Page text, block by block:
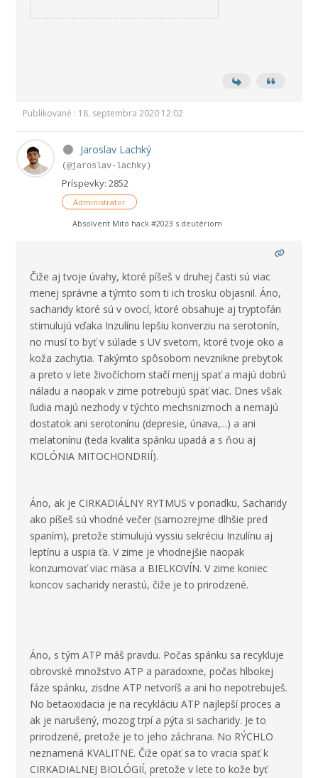
Publikované : 18. septembra 2020 12:02
Jaroslav Lachký
(@jaroslav-lachky)
Príspevky: 2852
Administrator
Absolvent Mito hack #2023 s deutériom
Čiže aj tvoje úvahy, ktoré píšeš v druhej časti sú viac
menej správne a týmto som ti ich trosku objasnil. Áno,
sacharidy ktoré sú v ovocí, ktoré obsahuje aj tryptofán
stimulujú vďaka Inzulínu lepšiu konverziu na serotonín,
no musí to byť v súlade s UV svetom, ktoré tvoje oko a
koža zachytia. Takýmto spôsobom nevznikne prebytok
a preto v lete živočíchom stačí menjj spať a majú dobrú
náladu a naopak v zime potrebujú späť viac. Dnes však
ľudia majú nezhody v týchto mechsnizmoch a nemajú
dostatok ani serotonínu (depresie, únava,...) a ani
melatonínu (teda kvalita spánku upadá a s ňou aj
KOLÓNIA MITOCHONDRIÍ).
Áno, ak je CIRKADIÁLNY RYTMUS v poriadku, Sacharidy
ako píšeš sú vhodné večer (samozrejme dlhšie pred
spaním), pretože stimulujú vyssiu sekréciu Inzulínu aj
leptínu a uspia ťa. V zime je vhodnejšie naopak
konzumovať viac mäsa a BIELKOVÍN. V zime koniec
koncov sacharidy nerastú, čiže je to prirodzené.
Áno, s tým ATP máš pravdu. Počas spánku sa recykluje
obrovské množstvo ATP a paradoxne, počas hlbokej
fáze spánku, zisdne ATP netvoríš a ani ho nepotrebuješ.
No betaoxidacia je na recykláciu ATP najlepší proces a
ak je narušený, mozog trpí a pýta si sacharidy. Je to
prirodzené, pretože je to jeho záchrana. No RÝCHLO
neznamená KVALITNE. Čiže opäť sa to vracia späť k
CIRKADIALNEJ BIOLÓGIÍ, pretože v lete to kože byť